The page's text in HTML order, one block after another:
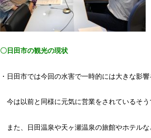
〇日田市の観光の現状
・日田市では今回の水害で一時的には大きな影響
今は以前と同様に元気に営業をされているそう
また、日田温泉や天ヶ瀬温泉の旅館やホテルな